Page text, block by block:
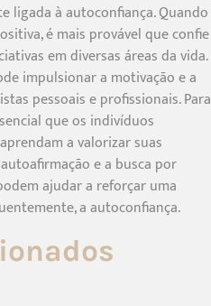
ligada à autoconfiança. Quando
é mais provável que confie
em diversas áreas da vida.
impulsionar a motivação e a
pessoais e profissionais. Para
que os indivíduos
a valorizar suas
e a busca por
ajudar a reforçar uma
a autoconfiança.